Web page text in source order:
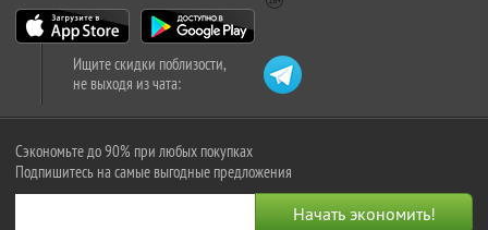
Ищите скидки поблизости,
не выходя из чата:
Сэкономьте до 90% при любых покупках
Подпишитесь на самые выгодные предложения